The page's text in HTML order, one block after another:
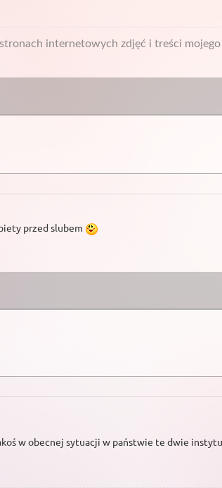
internetowych zdjęć i treści
przed slubem
w obecnej sytuacji w państwie te dwie